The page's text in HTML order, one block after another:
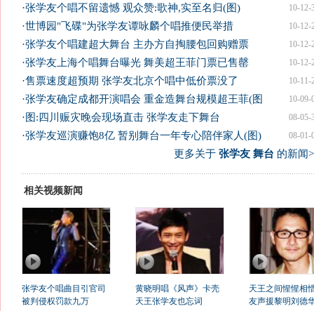
10-12-
·张学友个唱不留遗憾 观众赞:歌神,实至名归(图)
10-12-
·世博园"飞碟"为张学友谭咏麟个唱推便民举措
10-12-
·张学友个唱建超大舞台 主办方自掏腰包回购赠票
10-12-
·张学友上海个唱舞台曝光 舞美超王菲门票已售罄
10-11-
·售票速度超预期 张学友北京个唱中低价票没了
10-09-
·张学友确定成都开演唱会 重金造舞台规模超王菲(图
08-05-
· 图:四川赈灾晚会现场直击 张学友走下舞台
08-01-
·张学友巡演赚饱8亿 暂别舞台一年专心陪伴家人(图)
更多关于 张学友 舞台 的新闻
相关视频新闻
张学友个唱曲目引官司
被判侵权罚款九万
黄晓明唱《风声》卡壳
天王张学友也忘词
天王之间惺惺相
友声援黎明刘德